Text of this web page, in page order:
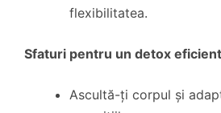
flexibilitatea.
Sfaturi pentru un detox
Ascultă-ți corpul și